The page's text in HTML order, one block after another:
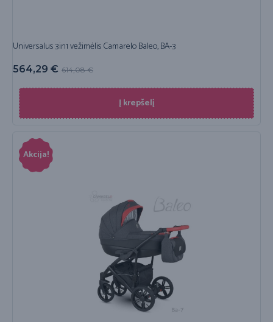
Universalus 3in1 vežimėlis Camarelo Baleo, BA-3
614,08€
564,29 €
Į krepšelį
Akcija!